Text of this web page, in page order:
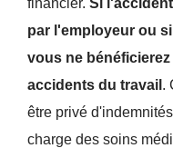
financier. Si
par l'employeur ou
vous ne
accidents du travail .
être privé
charge des soins